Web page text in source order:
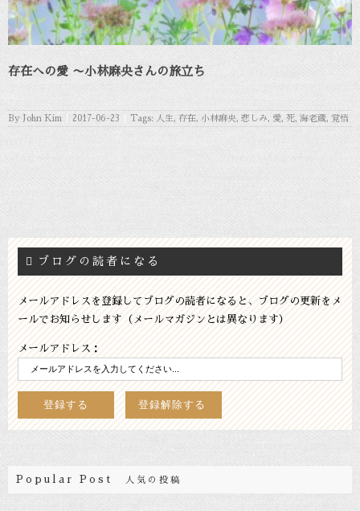
存在への愛 〜小林麻央さんの旅立ち
By John Kim 2017-06-23 Tags: 人生, 存在, 小林麻央, 悲しみ, 愛, 死, 海老蔵, 覚悟
ブログの読者になる
メールアドレスを登録してブログの読者になると、ブログの更新をメ
ールでお知らせします（メールマガジンとは異なります）
メールアドレス：
Popular Post 人気の投稿